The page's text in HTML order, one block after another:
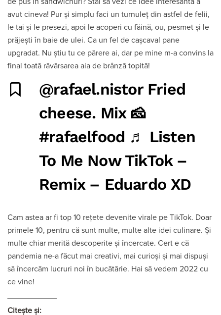
avut cineva! Pur și simplu faci un turnuleț din astfel de felii,
le tai și le presezi, apoi le acoperi cu făină, ou, pesmet și le
prăjești în baie de ulei. Ca un fel de cașcaval pane
upgradat. Nu știu tu ce părere ai, dar pe mine m-a convins la
final toată răvărsarea aia de brânză topită!
@rafael.nistorFried
cheese. Mix 🧀
#rafaelfood ♬ Listen
To Me Now TikTok –
Remix – Eduardo XD
Cam astea ar fi top 10 rețete devenite virale pe TikTok. Doar
primele 10, pentru că sunt multe, multe alte idei culinare. Și
multe chiar merită descoperite și încercate. Cert e că
pandemia ne-a făcut mai creativi, mai curioși și mai dispuși
să încercăm lucruri noi în bucătărie. Hai să vedem 2022 cu
ce vine!
Citește și: